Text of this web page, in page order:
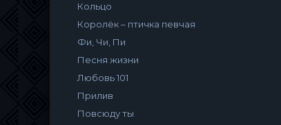
Кольцо
Королёк – птичка певчая
Фи, Чи, Пи
Песня жизни
Любовь 101
Прилив
Повсюду ты